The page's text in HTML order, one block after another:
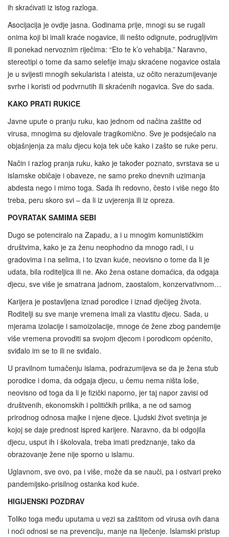
ih skraćivati iz istog razloga.
Asocijacija je ovdje jasna. Godinama prije, mnogi su se rugali
onima koji bi imali kraće nogavice, ili nešto odignute, podrugljivim
ili ponekad nervoznim riječima: “Eto te k’o vehabija.” Naravno,
stereotipi o tome da samo selefije imaju skraćene nogavice ostala
je u svijesti mnogih sekularista i ateista, uz očito nerazumijevanje
svrhe i koristi od podvrnutih ili skraćenih nogavica. Sve do sada.
KAKO PRATI RUKICE
Javne upute o pranju ruku, kao jednom od načina zaštite od
virusa, mnogima su djelovale tragikomično. Sve je podsjećalo na
objašnjenja za malu djecu koja tek uče kako i zašto se ruke peru.
Način i razlog pranja ruku, kako je također poznato, svrstava se u
islamske običaje i obaveze, ne samo preko dnevnih uzimanja
abdesta nego i mimo toga. Sada ih redovno, često i više nego što
treba, peru skoro svi – da li iz uvjerenja ili iz opreza.
POVRATAK SAMIMA SEBI
Dugo se potenciralo na Zapadu, a i u mnogim komunističkim
društvima, kako je za ženu neophodno da mnogo radi, i u
gradovima i na selima, i to izvan kuće, neovisno o tome da li je
udata, bila roditeljica ili ne. Ako žena ostane domaćica, da odgaja
djecu, sve više je smatrana jadnom, zaostalom, konzervativnom…
Karijera je postavljena iznad porodice i iznad dječijeg života.
Roditelji su sve manje vremena imali za vlastitu djecu. Sada, u
mjerama izolacije i samoizolacije, mnoge će žene zbog pandemije
više vremena provoditi sa svojom djecom i porodicom općenito,
sviđalo im se to ili ne sviđalo.
U pravilnom tumačenju islama, podrazumijeva se da je žena stub
porodice i doma, da odgaja djecu, u čemu nema ništa loše,
neovisno od toga da li je fizički naporno, jer taj napor zavisi od
društvenih, ekonomskih i političkih prilika, a ne od samog
prirodnog odnosa majke i njene djece. Ljudski život svetinja je
kojoj se daje prednost ispred karijere. Naravno, da bi odgojila
djecu, usput ih i školovala, treba imati predznanje, tako da
obrazovanje žene nije sporno u islamu.
Uglavnom, sve ovo, pa i više, može da se nauči, pa i ostvari preko
pandemijsko-prisilnog ostanka kod kuće.
HIGIJENSKI POZDRAV
Toliko toga među uputama u vezi sa zaštitom od virusa ovih dana
i noći odnosi se na prevenciju, manje na liječenje. Islamski pristup